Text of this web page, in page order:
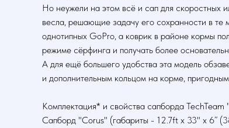
Но неужели на этом всё и сап для скоростных
весла, решающие задачу его сохранности в те
однотипных GoPro, а коврик в районе кормы
режиме сёрфинга и получать более
А для ещё большего удобства эта модель
и дополнительным кольцом на корме,
Комплектация* и свойства сапборда TechTeam
Сапборд "Corus" (габариты - 12.7ft x 33" x 6”